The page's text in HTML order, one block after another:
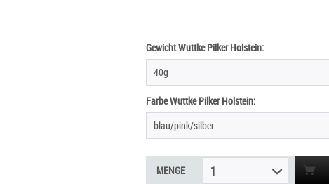
Gewicht Wuttke Pilker Holstein:
40g
Farbe Wuttke Pilker Holstein:
blau/pink/silber
MENGE 1